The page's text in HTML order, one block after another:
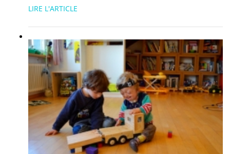
LIRE L'ARTICLE